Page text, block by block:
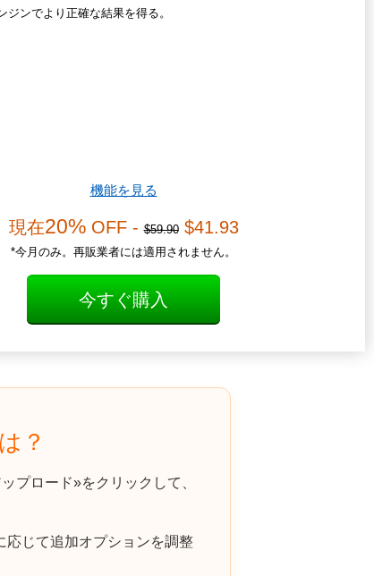
ジンでより正確な結果を得る。
機能を見る
現在20%OFF -$59.90$41.93
*今月のみ。再販業者には適用されません。
今すぐ購入
？
プロード»をクリックして、
応じて追加オプションを調整